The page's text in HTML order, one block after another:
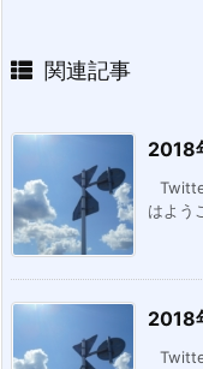
関連記事
2018
はよう
2018